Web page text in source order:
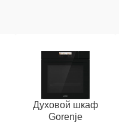
Духовой шкаф
Gorenje